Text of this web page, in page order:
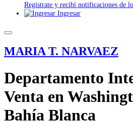
Registrate y recibí notificaciones de
Ingresar
MARIA T. NARVAEZ
Departamento
Venta en
Bahía Blanca